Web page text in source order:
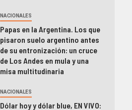
NACIONALES
Papas en la Argentina. Los que
pisaron suelo argentino antes
de su entronización: un cruce
de Los Andes en mula y una
misa multitudinaria
NACIONALES
Dólar hoy y dólar blue, EN VIVO: